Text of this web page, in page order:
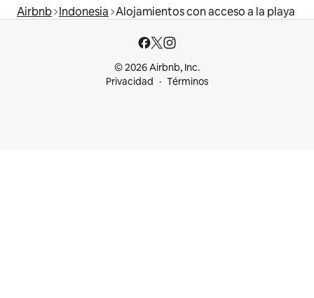
Airbnb Indonesia Alojamientos con acceso a la playa
© 2026 Airbnb, Inc.
Privacidad
Términos